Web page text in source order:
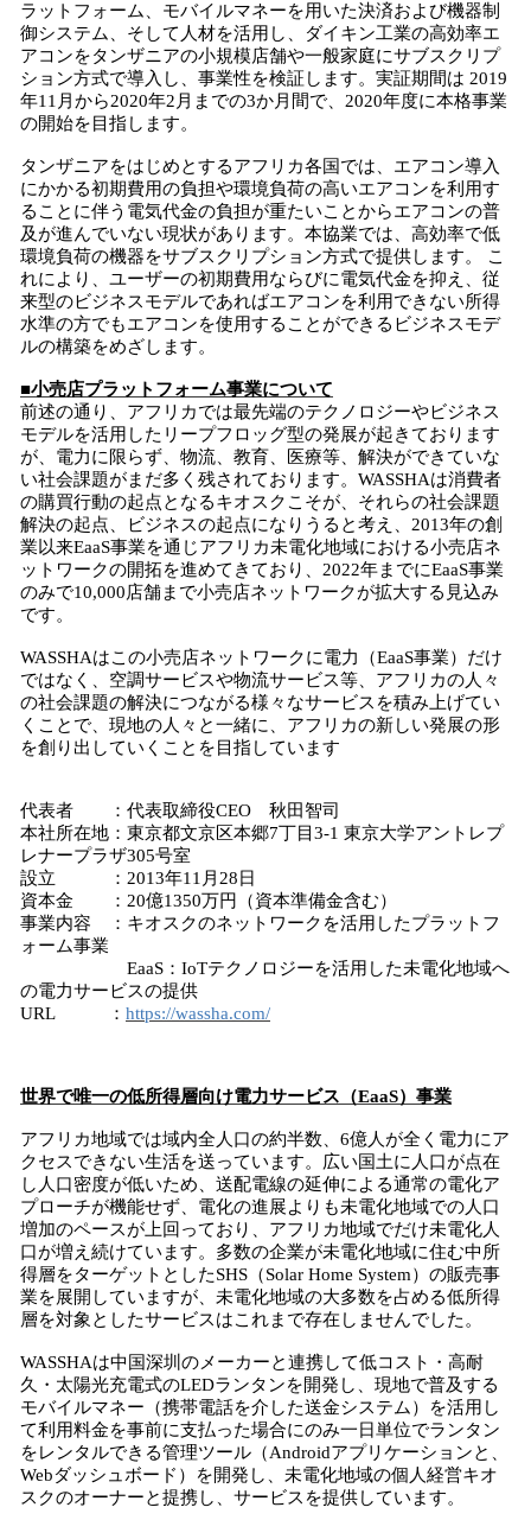
ラットフォーム、モバイルマネーを用いた決済および機器制
御システム、そして人材を活用し、ダイキン工業の高効率エ
アコンをタンザニアの小規模店舗や一般家庭にサブスクリプ
ション方式で導入し、事業性を検証します。実証期間は 2019
年11月から2020年2月までの3か月間で、2020年度に本格事業
の開始を目指します。
タンザニアをはじめとするアフリカ各国では、エアコン導入
にかかる初期費用の負担や環境負荷の高いエアコンを利用す
ることに伴う電気代金の負担が重たいことからエアコンの普
及が進んでいない現状があります。本協業では、高効率で低
環境負荷の機器をサブスクリプション方式で提供します。 こ
れにより、ユーザーの初期費用ならびに電気代金を抑え、従
来型のビジネスモデルであればエアコンを利用できない所得
水準の方でもエアコンを使用することができるビジネスモデ
ルの構築をめざします。
■小売店プラットフォーム事業について
前述の通り、アフリカでは最先端のテクノロジーやビジネス
モデルを活用したリープフロッグ型の発展が起きております
が、電力に限らず、物流、教育、医療等、解決ができていな
い社会課題がまだ多く残されております。WASSHAは消費者
の購買行動の起点となるキオスクこそが、それらの社会課題
解決の起点、ビジネスの起点になりうると考え、2013年の創
業以来EaaS事業を通じアフリカ未電化地域における小売店ネ
ットワークの開拓を進めてきており、2022年までにEaaS事業
のみで10,000店舗まで小売店ネットワークが拡大する見込み
です。
WASSHAはこの小売店ネットワークに電力（EaaS事業）だけ
ではなく、空調サービスや物流サービス等、アフリカの人々
の社会課題の解決につながる様々なサービスを積み上げてい
くことで、現地の人々と一緒に、アフリカの新しい発展の形
を創り出していくことを目指しています
代表者 ：代表取締役CEO 秋田智司
本社所在地：東京都文京区本郷7丁目3-1 東京大学アントレプ
レナープラザ305号室
設立 ：2013年11月28日
資本金 ：20億1350万円（資本準備金含む）
事業内容 ：キオスクのネットワークを活用したプラットフ
ォーム事業
EaaS：IoTテクノロジーを活用した未電化地域へ
の電力サービスの提供
URL ： https://wassha.com/
世界で唯一の低所得層向け電力サービス（EaaS）事業
アフリカ地域では域内全人口の約半数、6億人が全く電力にア
クセスできない生活を送っています。広い国土に人口が点在
し人口密度が低いため、送配電線の延伸による通常の電化ア
プローチが機能せず、電化の進展よりも未電化地域での人口
増加のペースが上回っており、アフリカ地域でだけ未電化人
口が増え続けています。多数の企業が未電化地域に住む中所
得層をターゲットとしたSHS（Solar Home System）の販売事
業を展開していますが、未電化地域の大多数を占める低所得
層を対象としたサービスはこれまで存在しませんでした。
WASSHAは中国深圳のメーカーと連携して低コスト・高耐
久・太陽光充電式のLEDランタンを開発し、現地で普及する
モバイルマネー（携帯電話を介した送金システム）を活用し
て利用料金を事前に支払った場合にのみ一日単位でランタン
をレンタルできる管理ツール（Androidアプリケーションと、
Webダッシュボード）を開発し、未電化地域の個人経営キオ
スクのオーナーと提携し、サービスを提供しています。